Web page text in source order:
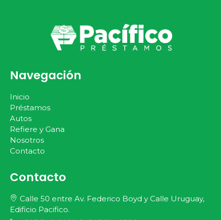
Navegación
Inicio
Préstamos
Autos
Refiere y Gana
Nosotros
Contacto
Contacto
Calle 50 entre Av. Federico Boyd y Calle Uruguay,
Edificio Pacifico.